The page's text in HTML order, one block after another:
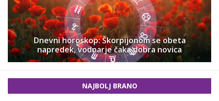
Dnevni horoskop: Škorpijonom se obeta
napredek, vodnarje čaka dobra novica
NAJBOLJ BRANO